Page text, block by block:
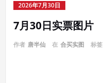
2026年7月30日
7月30日实票图片
作者 唐半仙 在 合买实图 标签